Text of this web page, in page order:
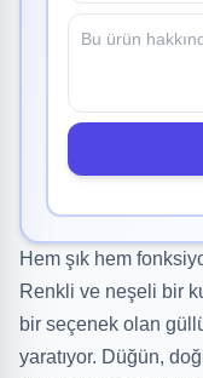
Hem şık hem
Renkli ve neşeli bir
bir seçenek olan
yaratıyor. Düğün,